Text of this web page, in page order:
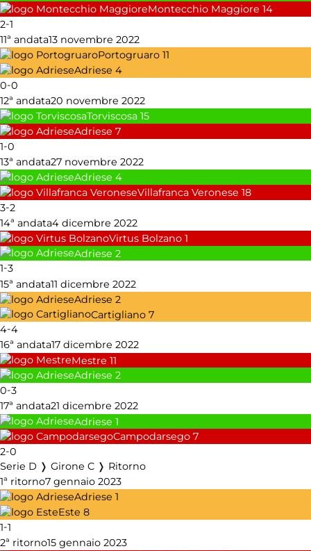
Montecchio Maggiore 14
2-1
11ª andata13 novembre 2022
Portogruaro 11
Adriese 4
0-0
12ª andata20 novembre 2022
Torviscosa 15
Adriese 7
1-0
13ª andata27 novembre 2022
Adriese 4
Villafranca Veronese 18
3-2
14ª andata4 dicembre 2022
Virtus Bolzano 1
Adriese 2
1-3
15ª andata11 dicembre 2022
Adriese 2
Cartigliano 7
4-4
16ª andata17 dicembre 2022
Mestre 11
Adriese 2
0-3
17ª andata21 dicembre 2022
Adriese 1
Campodarsego 7
2-0
Serie D ❭ Girone C ❭ Ritorno
1ª ritorno7 gennaio 2023
Adriese 1
Este 8
1-1
2ª ritorno15 gennaio 2023